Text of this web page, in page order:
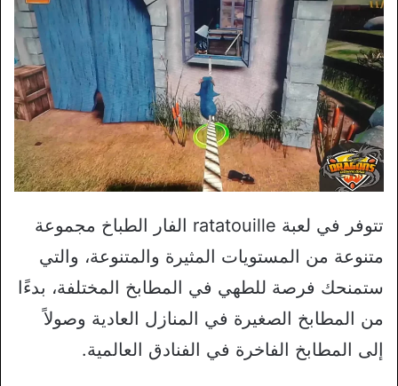
تتوفر في لعبة ratatouille الفار الطباخ مجموعة
متنوعة من المستويات المثيرة والمتنوعة، والتي
ستمنحك فرصة للطهي في المطابخ المختلفة، بدءًا
من المطابخ الصغيرة في المنازل العادية وصولاً
إلى المطابخ الفاخرة في الفنادق العالمية.